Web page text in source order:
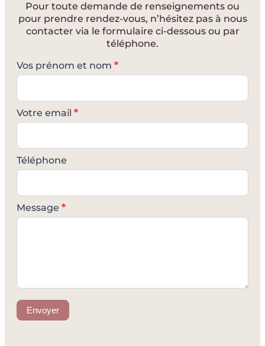
Pour toute demande de renseignements ou
pour prendre rendez-vous, n’hésitez pas à nous
contacter via le formulaire ci-dessous ou par
téléphone.
C
o
t
a
c
e
z
o
u
Vos prénom et nom *
Votre email *
Téléphone
Message *
Envoyer